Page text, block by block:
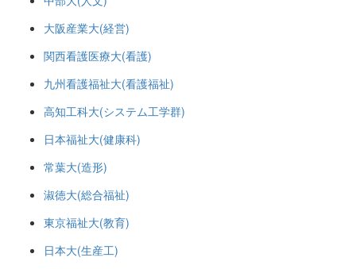
大阪産業大(経営)
関西看護医療大(看護)
九州看護福祉大(看護福祉)
高知工科大(システム工学群)
日本福祉大(健康科)
常葉大(造形)
淑徳大(総合福祉)
東京福祉大(教育)
日本大(生産工)